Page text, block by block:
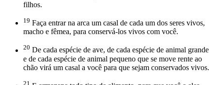
filhos.
19 Faça entrar na arca um casal de cada um dos seres vivos,
macho e fêmea, para conservá-los vivos com você.
20 De cada espécie de ave, de cada espécie de animal grande
e de cada espécie de animal pequeno que se move rente ao
chão virá um casal a você para que sejam conservados vivos.
21